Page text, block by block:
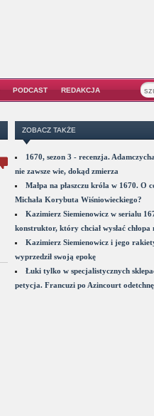
PODCAST REDAKCJA
ZOBACZ TAKŻE
1670, sezon 3 - recenzja.
nie zawsze wie, dokąd zmierza
Małpa na płaszczu króla w 1670. O
Michała Korybuta Wiśniowieckiego?
Kazimierz Siemienowicz w serialu
konstruktor, który chciał wysłać chłopa
Kazimierz Siemienowicz i jego
wyprzedził swoją epokę
Łuki tylko w specjalistycznych
petycja. Francuzi po Azincourt